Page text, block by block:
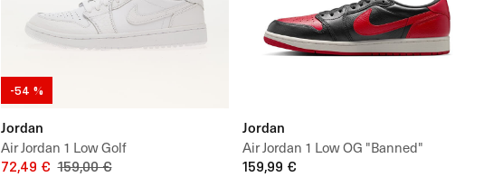
-54 %
Jordan
Air Jordan 1 Low Golf
72,49 € 159,00 €
Jordan
Air Jordan 1 Low OG "Banned"
159,99 €